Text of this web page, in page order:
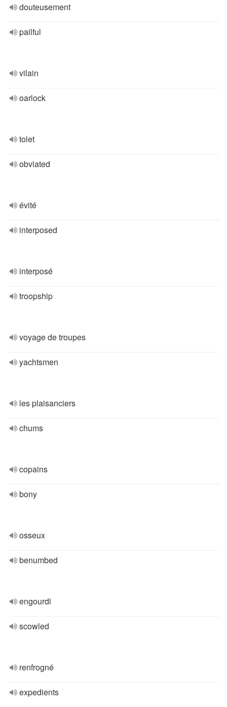
douteusement
pailful
vilain
oarlock
tolet
obviated
évité
interposed
interposé
troopship
voyage de troupes
yachtsmen
les plaisanciers
chums
copains
bony
osseux
benumbed
engourdi
scowled
renfrogné
expedients